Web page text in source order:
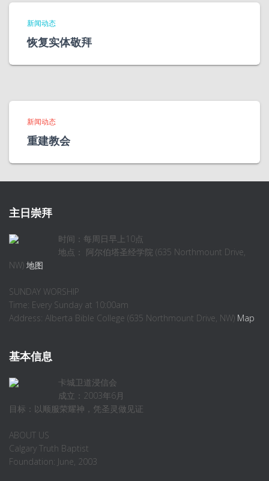
新闻动态
恢复实体敬拜
新闻动态
重建教会
主日崇拜
时间：每周日早上10点
地点： 阿尔伯塔圣经学院 (635 Northmount Drive,
NW) 地图
SUNDAY WORSHIP
Time: Every Sunday at 10:00am
Address: Alberta Bible College (635 Northmount Drive, NW) Map
基本信息
卡城卫道浸信会
成立：2003年6月
目标：以顺服荣耀神，凭圣灵做见证
ABOUT US
Calgary Truth Baptist
Foundation: June, 2003